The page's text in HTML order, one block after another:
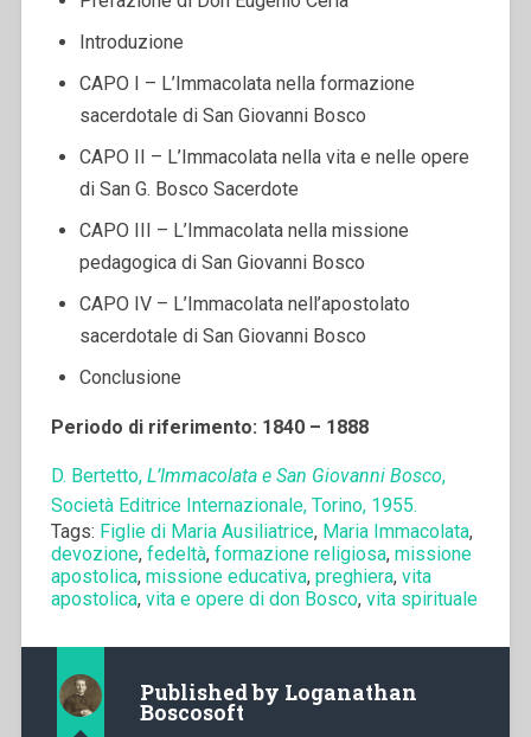
Introduzione
CAPO I – L’Immacolata nella formazione
sacerdotale di San Giovanni Bosco
CAPO II – L’Immacolata nella vita e nelle opere
di San G. Bosco Sacerdote
CAPO III – L’Immacolata nella missione
pedagogica di San Giovanni Bosco
CAPO IV – L’Immacolata nell’apostolato
sacerdotale di San Giovanni Bosco
Conclusione
Periodo di riferimento: 1840 – 1888
D. Bertetto, L’Immacolata e San Giovanni Bosco,
Società Editrice Internazionale, Torino, 1955.
Tags: Figlie di Maria Ausiliatrice, Maria Immacolata,
devozione, fedeltà, formazione religiosa, missione
apostolica, missione educativa, preghiera, vita
apostolica, vita e opere di don Bosco, vita spirituale
Published by Loganathan
Boscosoft